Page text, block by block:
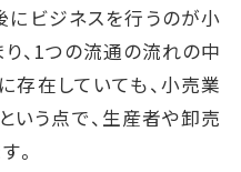
にビジネスを行うのが小
、1つの流通の流れの中
存在していても、小売業
いう点で、生産者や卸売
。